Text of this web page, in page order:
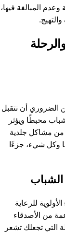
وعدم المبالغة فيها،
الضروري أن نتقبل
محبطًا ويؤثر
من مشاكل جلدية
وكل شيء، جزءًا
للرعاية
من الأصدقاء
التي تجعلك تشعر